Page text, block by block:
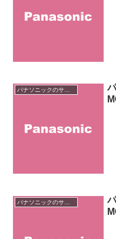
パナソニックのサイクロン掃除機
パナソニックのサイクロン掃除機